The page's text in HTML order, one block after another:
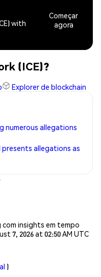
with
Começar
agora
(ICE)?
Explorer de blockchain
numerous allegations
allegations as
insights em tempo
7, 2026 at 02:50 AM UTC
)